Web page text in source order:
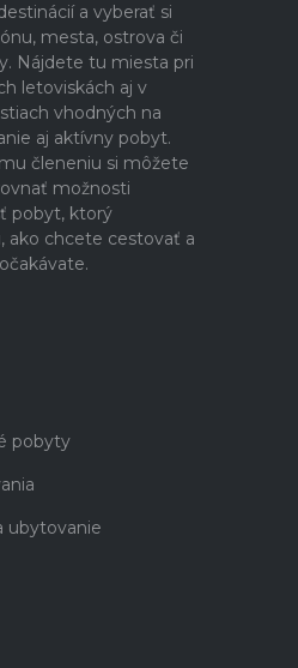
a vyberať si
mesta, ostrova či
Nájdete tu miesta pri
letoviskách aj v
vhodných na
aj aktívny pobyt.
členeniu si môžete
možnosti
pobyt, ktorý
ako chcete cestovať a
pobyty
ubytovanie